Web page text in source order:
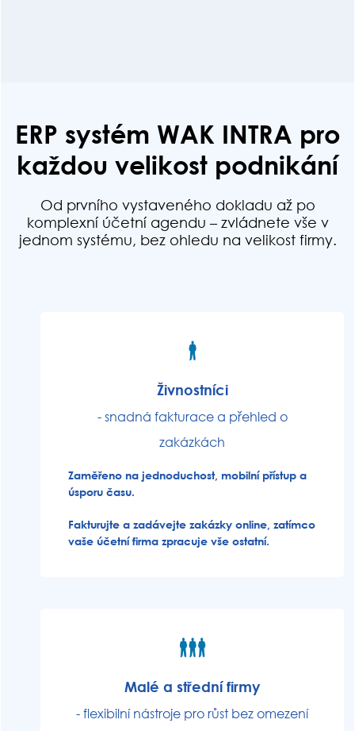
ERP systém WAK INTRA pro
každou velikost podnikání
Od prvního vystaveného dokladu až po
komplexní účetní agendu – zvládnete vše v
jednom systému, bez ohledu na velikost firmy.
Živnostníci
- snadná fakturace a přehled o
zakázkách
Zaměřeno na jednoduchost, mobilní přístup a
úsporu času.
Fakturujte a zadávejte zakázky online, zatímco
vaše účetní firma zpracuje vše ostatní.
Malé a střední firmy
- flexibilní nástroje pro růst bez omezení